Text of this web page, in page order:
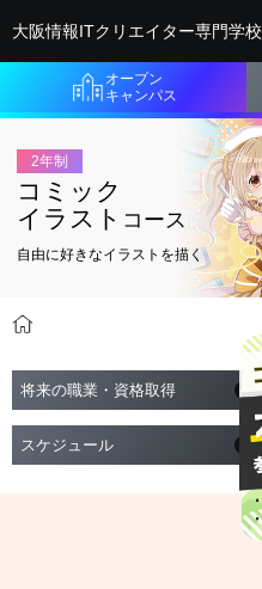
大阪情報ITクリエイター専門学校
オープン
キャンパス
2年制
コミック
イラスト コース
自由に好きなイラストを描く
将来の職業・資格取得
スケジュール